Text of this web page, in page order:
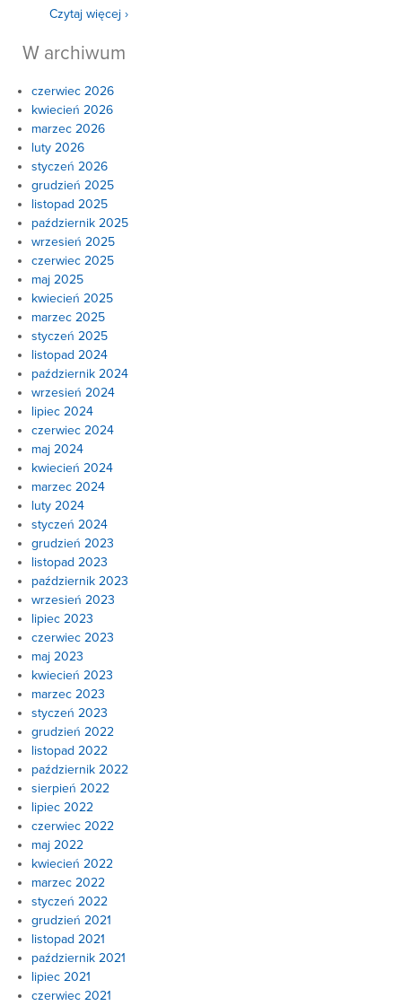
Czytaj więcej ›
W archiwum
czerwiec 2026
kwiecień 2026
marzec 2026
luty 2026
styczeń 2026
grudzień 2025
listopad 2025
październik 2025
wrzesień 2025
czerwiec 2025
maj 2025
kwiecień 2025
marzec 2025
styczeń 2025
listopad 2024
październik 2024
wrzesień 2024
lipiec 2024
czerwiec 2024
maj 2024
kwiecień 2024
marzec 2024
luty 2024
styczeń 2024
grudzień 2023
listopad 2023
październik 2023
wrzesień 2023
lipiec 2023
czerwiec 2023
maj 2023
kwiecień 2023
marzec 2023
styczeń 2023
grudzień 2022
listopad 2022
październik 2022
sierpień 2022
lipiec 2022
czerwiec 2022
maj 2022
kwiecień 2022
marzec 2022
styczeń 2022
grudzień 2021
listopad 2021
październik 2021
lipiec 2021
czerwiec 2021